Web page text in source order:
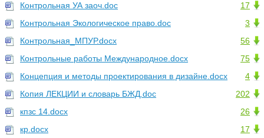
17
Контрольная УА заоч.doc
3
Контрольная Экологическое право.doc
56
Контрольная_МПУР.docx
75
Контрольные работы Международное.docx
4
Концепция и методы проектирования в дизайне.docx
202
Копия ЛЕКЦИИ и словарь БЖД.doc
26
кпзс 14.docx
17
кр.docx